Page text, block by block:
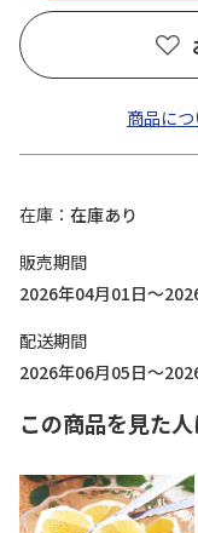
商品に
在庫
在庫あり
販売期間
2026年04月01日～
配送期間
2026年06月05日～
この商品を見た